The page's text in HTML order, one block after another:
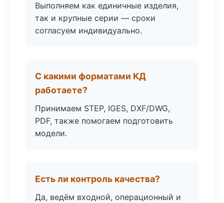
Выполняем как единичные изделия,
так и крупные серии — сроки
согласуем индивидуально.
С какими форматами КД
работаете?
Принимаем STEP, IGES, DXF/DWG,
PDF, также помогаем подготовить
модели.
Есть ли контроль качества?
Да, ведём входной, операционный и